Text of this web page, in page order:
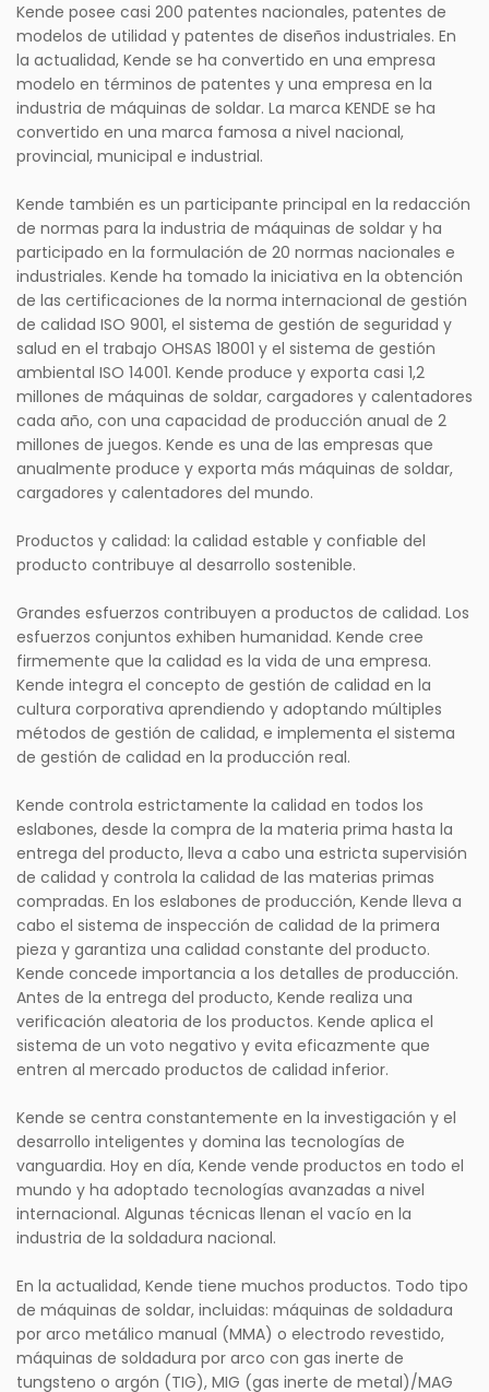
Kende posee casi 200 patentes nacionales, patentes de
modelos de utilidad y patentes de diseños industriales. En
la actualidad, Kende se ha convertido en una empresa
modelo en términos de patentes y una empresa en la
industria de máquinas de soldar. La marca KENDE se ha
convertido en una marca famosa a nivel nacional,
provincial, municipal e industrial.
Kende también es un participante principal en la redacción
de normas para la industria de máquinas de soldar y ha
participado en la formulación de 20 normas nacionales e
industriales. Kende ha tomado la iniciativa en la obtención
de las certificaciones de la norma internacional de gestión
de calidad ISO 9001, el sistema de gestión de seguridad y
salud en el trabajo OHSAS 18001 y el sistema de gestión
ambiental ISO 14001. Kende produce y exporta casi 1,2
millones de máquinas de soldar, cargadores y calentadores
cada año, con una capacidad de producción anual de 2
millones de juegos. Kende es una de las empresas que
anualmente produce y exporta más máquinas de soldar,
cargadores y calentadores del mundo.
Productos y calidad: la calidad estable y confiable del
producto contribuye al desarrollo sostenible.
Grandes esfuerzos contribuyen a productos de calidad. Los
esfuerzos conjuntos exhiben humanidad. Kende cree
firmemente que la calidad es la vida de una empresa.
Kende integra el concepto de gestión de calidad en la
cultura corporativa aprendiendo y adoptando múltiples
métodos de gestión de calidad, e implementa el sistema
de gestión de calidad en la producción real.
Kende controla estrictamente la calidad en todos los
eslabones, desde la compra de la materia prima hasta la
entrega del producto, lleva a cabo una estricta supervisión
de calidad y controla la calidad de las materias primas
compradas. En los eslabones de producción, Kende lleva a
cabo el sistema de inspección de calidad de la primera
pieza y garantiza una calidad constante del producto.
Kende concede importancia a los detalles de producción.
Antes de la entrega del producto, Kende realiza una
verificación aleatoria de los productos. Kende aplica el
sistema de un voto negativo y evita eficazmente que
entren al mercado productos de calidad inferior.
Kende se centra constantemente en la investigación y el
desarrollo inteligentes y domina las tecnologías de
vanguardia. Hoy en día, Kende vende productos en todo el
mundo y ha adoptado tecnologías avanzadas a nivel
internacional. Algunas técnicas llenan el vacío en la
industria de la soldadura nacional.
En la actualidad, Kende tiene muchos productos. Todo tipo
de máquinas de soldar, incluidas: máquinas de soldadura
por arco metálico manual (MMA) o electrodo revestido,
máquinas de soldadura por arco con gas inerte de
tungsteno o argón (TIG), MIG (gas inerte de metal)/MAG